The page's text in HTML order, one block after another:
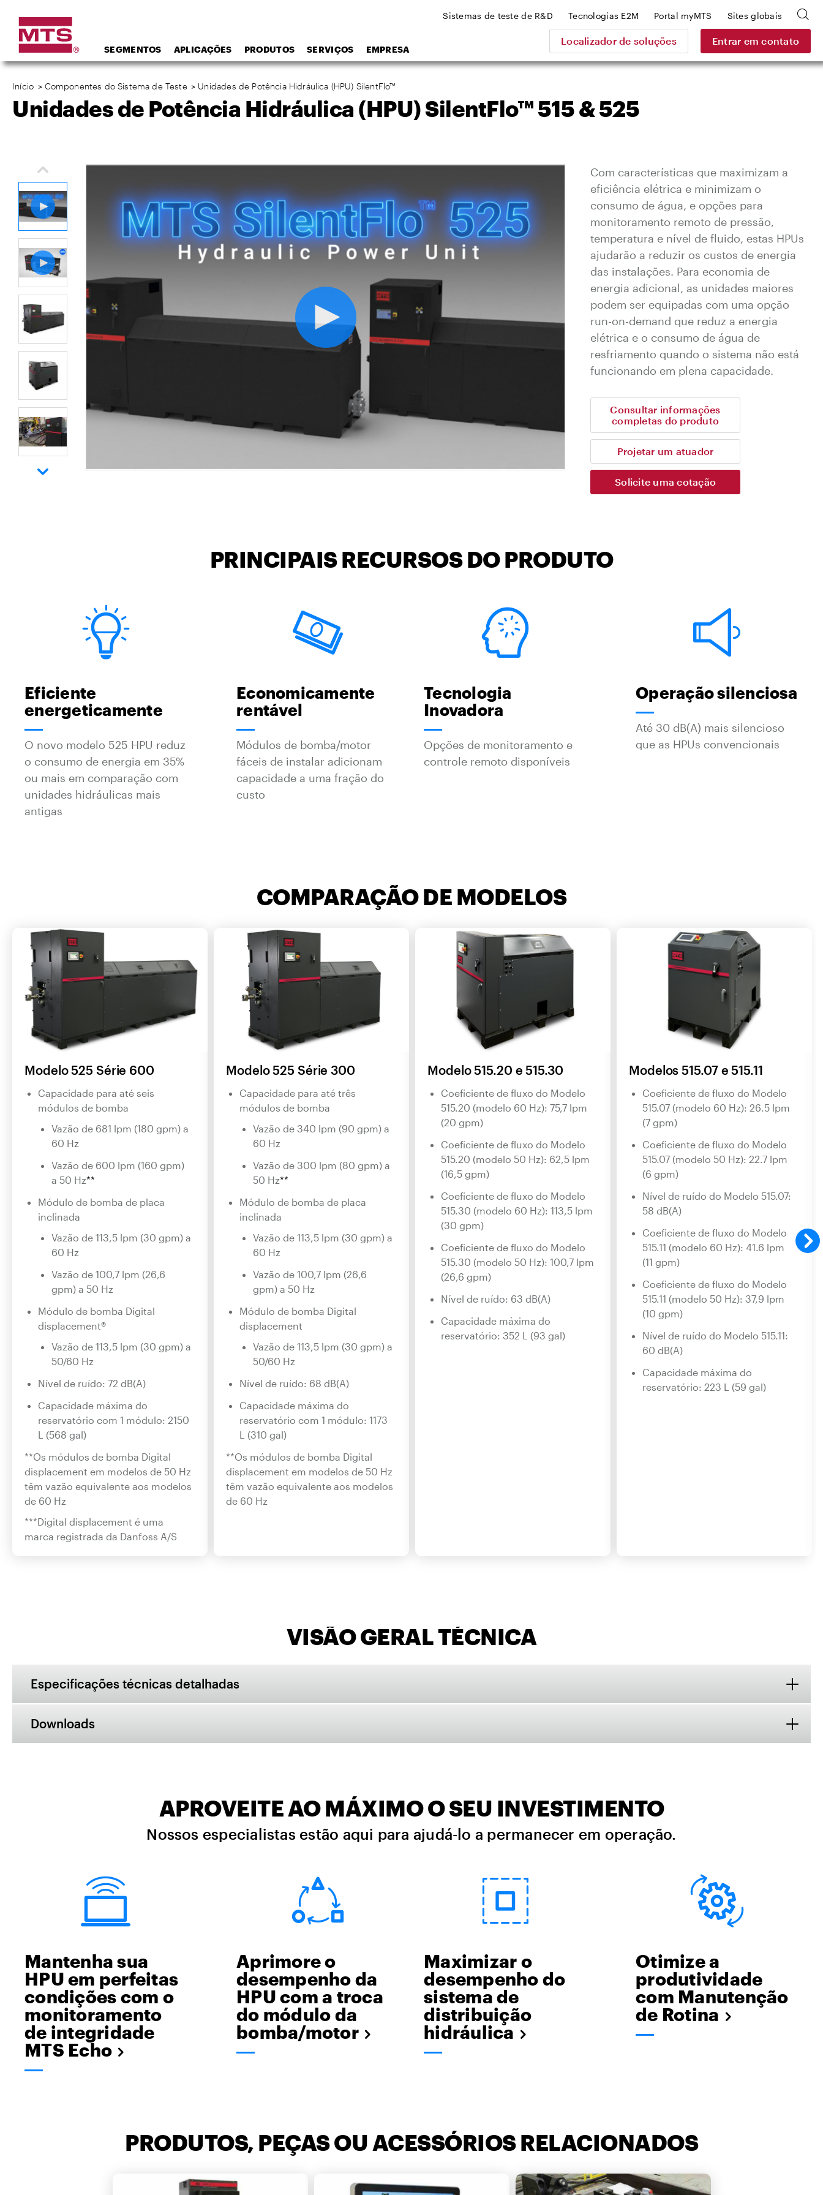
SEGMENTOS APLICAÇÕES PRODUTOS SERVIÇOS EMPRESA
Localizador de soluções Entrar em contato
Sistemas de teste de R&D Tecnologias E2M Portal myMTS Sites globais
Início > Componentes do Sistema de Teste > Unidades de Potência Hidráulica (HPU) SilentFlo™
Unidades de Potência Hidráulica (HPU) SilentFlo™ 515 & 525
Com características que maximizam a
eficiência elétrica e minimizam o
consumo de água, e opções para
monitoramento remoto de pressão,
temperatura e nível de fluido, estas HPUs
ajudarão a reduzir os custos de energia
das instalações. Para economia de
energia adicional, as unidades maiores
podem ser equipadas com uma opção
run-on-demand que reduz a energia
elétrica e o consumo de água de
resfriamento quando o sistema não está
funcionando em plena capacidade.
Consultar informações
completas do produto
Projetar um atuador
Solicite uma cotação
PRINCIPAIS RECURSOS DO PRODUTO
Eficiente
energeticamente
O novo modelo 525 HPU reduz
o consumo de energia em 35%
ou mais em comparação com
unidades hidráulicas mais
antigas
Economicamente
rentável
Módulos de bomba/motor
fáceis de instalar adicionam
capacidade a uma fração do
custo
Tecnologia
Inovadora
Opções de monitoramento e
controle remoto disponíveis
Operação silenciosa
Até 30 dB(A) mais silencioso
que as HPUs convencionais
COMPARAÇÃO DE MODELOS
Modelo 525 Série 600
Capacidade para até seis
módulos de bomba
Vazão de 681 lpm (180 gpm) a
60 Hz
Vazão de 600 lpm (160 gpm)
a 50 Hz**
Módulo de bomba de placa
inclinada
Vazão de 113,5 lpm (30 gpm) a
60 Hz
Vazão de 100,7 lpm (26,6
gpm) a 50 Hz
Módulo de bomba Digital
displacement®
Vazão de 113,5 lpm (30 gpm) a
50/60 Hz
Nível de ruído: 72 dB(A)
Capacidade máxima do
reservatório com 1 módulo: 2150
L (568 gal)
**Os módulos de bomba Digital
displacement em modelos de 50 Hz
têm vazão equivalente aos modelos
de 60 Hz
***Digital displacement é uma
marca registrada da Danfoss A/S
Modelo 525 Série 300
Capacidade para até três
módulos de bomba
Vazão de 340 lpm (90 gpm) a
60 Hz
Vazão de 300 lpm (80 gpm) a
50 Hz**
Módulo de bomba de placa
inclinada
Vazão de 113,5 lpm (30 gpm) a
60 Hz
Vazão de 100,7 lpm (26,6
gpm) a 50 Hz
Módulo de bomba Digital
displacement
Vazão de 113,5 lpm (30 gpm) a
50/60 Hz
Nível de ruído: 68 dB(A)
Capacidade máxima do
reservatório com 1 módulo: 1173
L (310 gal)
**Os módulos de bomba Digital
displacement em modelos de 50 Hz
têm vazão equivalente aos modelos
de 60 Hz
Modelo 515.20 e 515.30
Coeficiente de fluxo do Modelo
515.20 (modelo 60 Hz): 75,7 lpm
(20 gpm)
Coeficiente de fluxo do Modelo
515.20 (modelo 50 Hz): 62,5 lpm
(16,5 gpm)
Coeficiente de fluxo do Modelo
515.30 (modelo 60 Hz): 113,5 lpm
(30 gpm)
Coeficiente de fluxo do Modelo
515.30 (modelo 50 Hz): 100,7 lpm
(26,6 gpm)
Nível de ruído: 63 dB(A)
Capacidade máxima do
reservatório: 352 L (93 gal)
Modelos 515.07 e 515.11
Coeficiente de fluxo do Modelo
515.07 (modelo 60 Hz): 26.5 lpm
(7 gpm)
Coeficiente de fluxo do Modelo
515.07 (modelo 50 Hz): 22.7 lpm
(6 gpm)
Nível de ruído do Modelo 515.07:
58 dB(A)
Coeficiente de fluxo do Modelo
515.11 (modelo 60 Hz): 41.6 lpm
(11 gpm)
Coeficiente de fluxo do Modelo
515.11 (modelo 50 Hz): 37,9 lpm
(10 gpm)
Nível de ruído do Modelo 515.11:
60 dB(A)
Capacidade máxima do
reservatório: 223 L (59 gal)
VISÃO GERAL TÉCNICA
Especificações técnicas detalhadas
Downloads
APROVEITE AO MÁXIMO O SEU INVESTIMENTO
Nossos especialistas estão aqui para ajudá-lo a permanecer em operação.
Mantenha sua
HPU em perfeitas
condições com o
monitoramento
de integridade
MTS Echo
Aprimore o
desempenho da
HPU com a troca
do módulo da
bomba/motor
Maximizar o
desempenho do
sistema de
distribuição
hidráulica
Otimize a
produtividade
com Manutenção
de Rotina
PRODUTOS, PEÇAS OU ACESSÓRIOS RELACIONADOS